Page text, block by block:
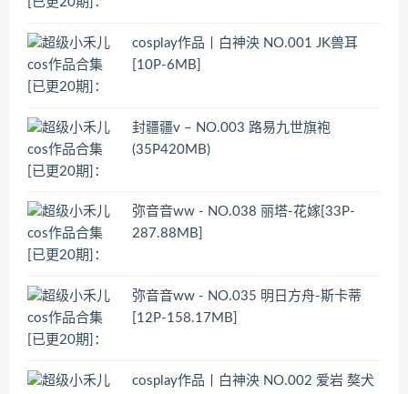
cosplay作品丨白神泱 NO.001 JK兽耳
[10P-6MB]
封疆疆v – NO.003 路易九世旗袍
(35P420MB)
弥音音ww - NO.038 丽塔-花嫁[33P-
287.88MB]
弥音音ww - NO.035 明日方舟-斯卡蒂
[12P-158.17MB]
cosplay作品丨白神泱 NO.002 爱岩 獒犬